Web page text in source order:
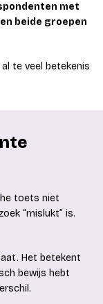
met
beide groepen
te veel betekenis
toets niet
“mislukt” is.
Het betekent
bewijs hebt